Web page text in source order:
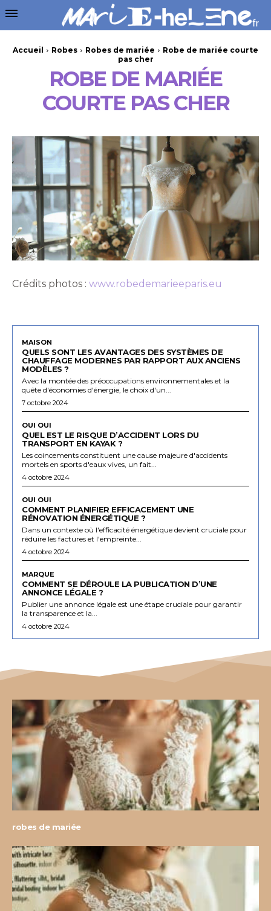
Accueil Robes Robes de mariée
Robe de mariée courte
pas cher
ROBE DE MARIÉE
COURTE PAS CHER
Crédits photos : www.robedemarieeparis.eu
MAISON
QUELS SONT LES AVANTAGES DES SYSTÈMES DE
CHAUFFAGE MODERNES PAR RAPPORT AUX ANCIENS
MODÈLES ?
Avec la montée des préoccupations environnementales et la
quête d'économies d'énergie, le choix d'un...
7 octobre 2024
OUI OUI
QUEL EST LE RISQUE D’ACCIDENT LORS DU
TRANSPORT EN KAYAK ?
Les coincements constituent une cause majeure d'accidents
mortels en sports d'eaux vives, un fait...
4 octobre 2024
OUI OUI
COMMENT PLANIFIER EFFICACEMENT UNE
RÉNOVATION ÉNERGÉTIQUE ?
Dans un contexte où l'efficacité énergétique devient cruciale pour
réduire les factures et l'empreinte...
4 octobre 2024
MARQUE
COMMENT SE DÉROULE LA PUBLICATION D’UNE
ANNONCE LÉGALE ?
Publier une annonce légale est une étape cruciale pour garantir
la transparence et la...
4 octobre 2024
robes de mariée